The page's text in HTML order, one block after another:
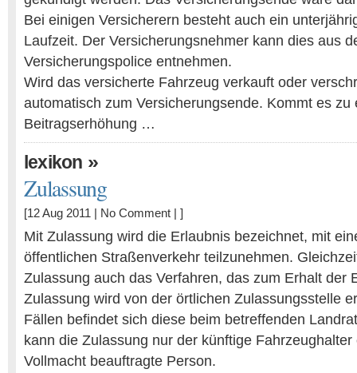
Bei einigen Versicherern besteht auch ein
Laufzeit. Der Versicherungsnehmer kann dies aus
Versicherungspolice entnehmen.
Wird das versicherte Fahrzeug verkauft oder
automatisch zum Versicherungsende. Kommt es zu
Beitragserhöhung …
lexikon »
Zulassung
[12 Aug 2011 | No Comment | ]
Mit Zulassung wird die Erlaubnis bezeichnet, mit
öffentlichen Straßenverkehr teilzunehmen.
Zulassung auch das Verfahren, das zum Erhalt der
Zulassung wird von der örtlichen Zulassungsstelle
Fällen befindet sich diese beim betreffenden
kann die Zulassung nur der künftige
Vollmacht beauftragte Person.